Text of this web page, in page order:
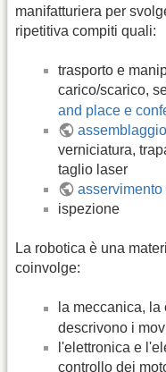
manifatturiera per
ripetitiva compiti quali:
trasporto e
carico/scarico,
and place e
verniciatura,
taglio laser
asservimento
ispezione
La robotica è una
coinvolge:
la meccanica,
descrivono i
l'elettronica e
controllo dei